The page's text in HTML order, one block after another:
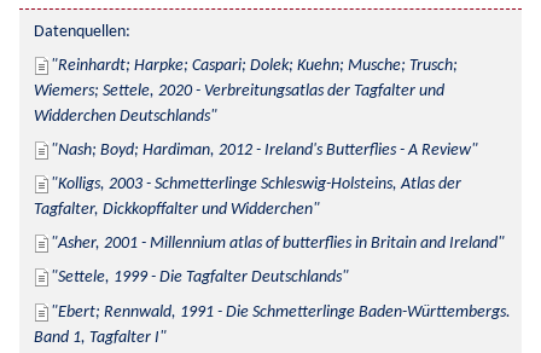
Datenquellen:
Reinhardt; Harpke; Caspari; Dolek; Kuehn; Musche; Trusch;
Wiemers; Settele, 2020 - Verbreitungsatlas der Tagfalter und
Widderchen Deutschlands
Nash; Boyd; Hardiman, 2012 - Ireland's Butterflies - A Review
Kolligs, 2003 - Schmetterlinge Schleswig-Holsteins, Atlas der
Tagfalter, Dickkopffalter und Widderchen
Asher, 2001 - Millennium atlas of butterflies in Britain and Ireland
Settele, 1999 - Die Tagfalter Deutschlands
Ebert; Rennwald, 1991 - Die Schmetterlinge Baden-Württembergs.
Band 1, Tagfalter I